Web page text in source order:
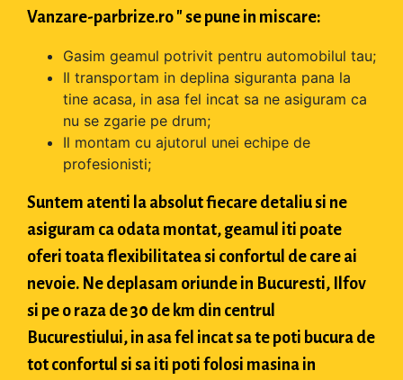
Vanzare-parbrize.ro " se pune in miscare:
Gasim geamul potrivit pentru automobilul tau;
Il transportam in deplina siguranta pana la
tine acasa, in asa fel incat sa ne asiguram ca
nu se zgarie pe drum;
Il montam cu ajutorul unei echipe de
profesionisti;
Suntem atenti la absolut fiecare detaliu si ne
asiguram ca odata montat, geamul iti poate
oferi toata flexibilitatea si confortul de care ai
nevoie. Ne deplasam oriunde in Bucuresti, Ilfov
si pe o raza de 30 de km din centrul
Bucurestiului, in asa fel incat sa te poti bucura de
tot confortul si sa iti poti folosi masina in